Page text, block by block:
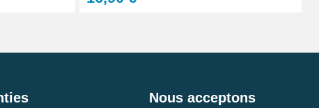
Nous acceptons